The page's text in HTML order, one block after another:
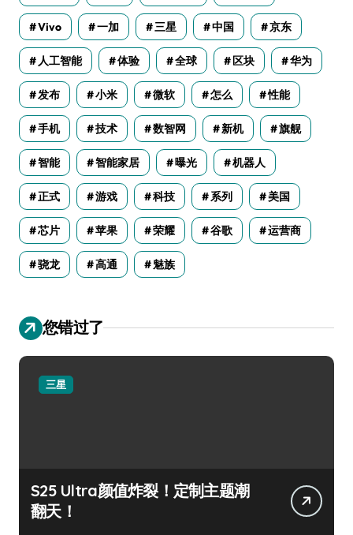
Vivo 一加 三星 中国 京东
人工智能 体验 全球 区块 华为
发布 小米 微软 怎么 性能
手机 技术 数智网 新机 旗舰
智能 智能家居 曝光 机器人
正式 游戏 科技 系列 美国
芯片 苹果 荣耀 谷歌 运营商
骁龙 高通 魅族
您错过了
三星
S25 Ultra颜值炸裂！定制主题潮
翻天！